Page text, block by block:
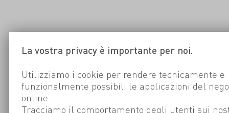
La vostra privacy è importante per noi.
Utilizziamo i cookie per rendere tecnicamente e
funzionalmente possibili le applicazioni del
online.
Tracciamo il comportamento degli utenti sui